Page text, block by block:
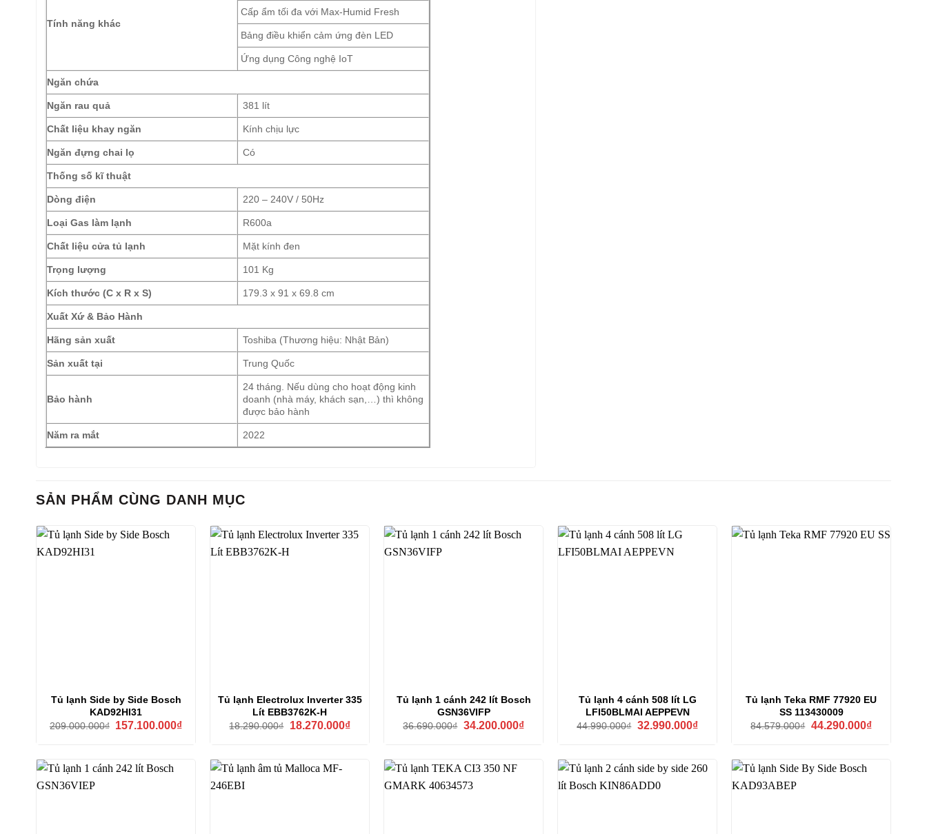
Tính năng khác
Cấp ẩm tối đa với Max-Humid Fresh
Bảng điều khiển cảm ứng đèn LED
Ứng dụng Công nghệ IoT
Ngăn chứa
Ngăn rau quả 381 lít
Chất liệu khay ngăn Kính chịu lực
Ngăn đựng chai lọ Có
Thống số kĩ thuật
Dòng điện 220 – 240V / 50Hz
Loại Gas làm lạnh R600a
Chất liệu cửa tủ lạnh Mặt kính đen
Trọng lượng 101 Kg
Kích thước (C x R x S) 179.3 x 91 x 69.8 cm
Xuất Xứ & Bảo Hành
Hãng sản xuất Toshiba (Thương hiệu: Nhật Bản)
Sản xuất tại Trung Quốc
Bảo hành
24 tháng. Nếu dùng cho hoạt động kinh
doanh (nhà máy, khách sạn,…) thì không
được bảo hành
Năm ra mắt 2022
SẢN PHẨM CÙNG DANH MỤC
Tủ lạnh Side by Side Bosch
KAD92HI31
209.000.000₫ Giá
157.100.000₫Giá
157.100.000₫.
Tủ lạnh Electrolux Inverter 335
Lít EBB3762K-H
18.290.000₫
Giá
18.270.000₫Giá
18.270.000₫.
Tủ lạnh 1 cánh 242 lít Bosch
GSN36VIFP
36.690.000₫ Giá
34.200.000₫Giá
34.200.000₫.
Tủ lạnh 4 cánh 508 lít LG
LFI50BLMAI AEPPEVN
44.990.000₫ Giá
32.990.000₫Giá
32.990.000₫.
Tủ lạnh Teka RMF 77920 EU
SS 113430009
84.579.000₫ Giá
44.290.000₫Giá